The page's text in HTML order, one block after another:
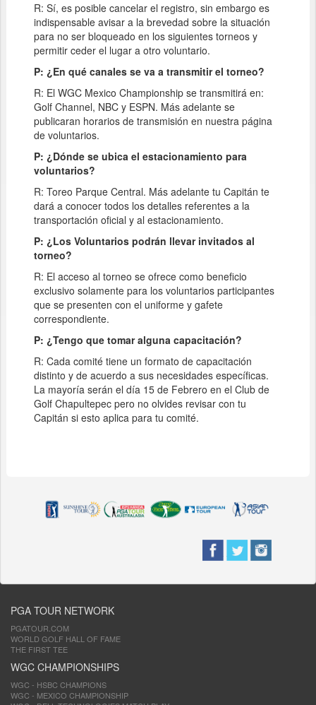
R: Sí, es posible cancelar el registro, sin embargo es
indispensable avisar a la brevedad sobre la situación
para no ser bloqueado en los siguientes torneos y
permitir ceder el lugar a otro voluntario.
P: ¿En qué canales se va a transmitir el torneo?
R: El WGC Mexico Championship se transmitirá en:
Golf Channel, NBC y ESPN. Más adelante se
publicaran horarios de transmisión en nuestra página
de voluntarios.
P: ¿Dónde se ubica el estacionamiento para
voluntarios?
R: Toreo Parque Central. Más adelante tu Capitán te
dará a conocer todos los detalles referentes a la
transportación oficial y al estacionamiento.
P: ¿Los Voluntarios podrán llevar invitados al
torneo?
R: El acceso al torneo se ofrece como beneficio
exclusivo solamente para los voluntarios participantes
que se presenten con el uniforme y gafete
correspondiente.
P: ¿Tengo que tomar alguna capacitación?
R: Cada comité tiene un formato de capacitación
distinto y de acuerdo a sus necesidades específicas.
La mayoría serán el día 15 de Febrero en el Club de
Golf Chapultepec pero no olvides revisar con tu
Capitán si esto aplica para tu comité.
PGA TOUR NETWORK
PGATOUR.COM
WORLD GOLF HALL OF FAME
THE FIRST TEE
WGC CHAMPIONSHIPS
WGC - HSBC CHAMPIONS
WGC - MEXICO CHAMPIONSHIP